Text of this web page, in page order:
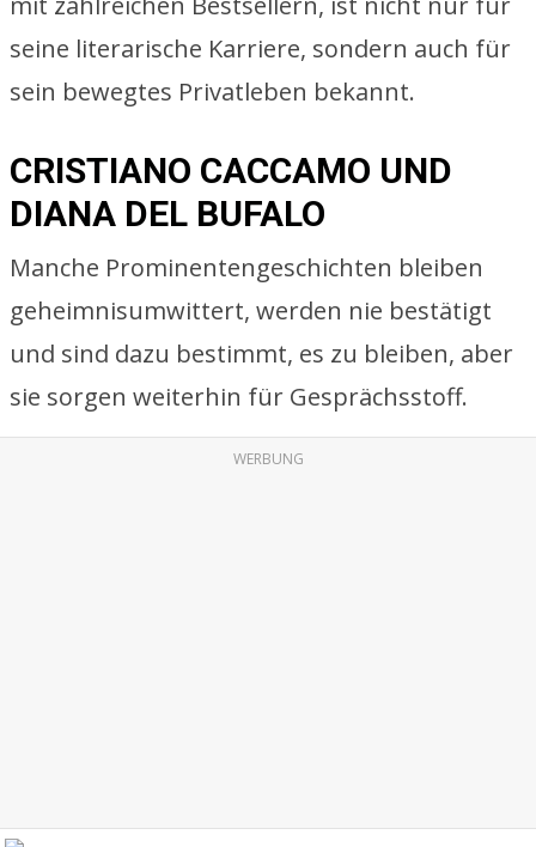
seine literarische Karriere, sondern auch für
sein bewegtes Privatleben bekannt.
CRISTIANO CACCAMO UND
DIANA DEL BUFALO
Manche Prominentengeschichten bleiben
geheimnisumwittert, werden nie bestätigt
und sind dazu bestimmt, es zu bleiben, aber
sie sorgen weiterhin für Gesprächsstoff.
WERBUNG